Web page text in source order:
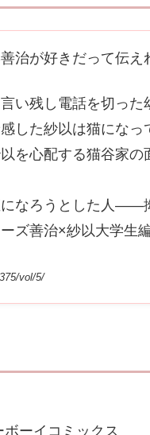
治が好きだって伝え
い残し電話を切った
した紗以は猫になっ
を心配する猫谷家
なろうとした人――
ズ善治×紗以大学生編
vol/5/
ーイコミックス